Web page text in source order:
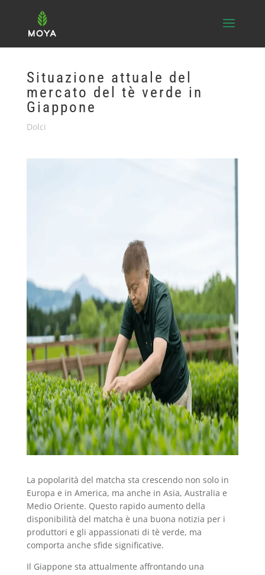
Situazione attuale del
mercato del tè verde in
Giappone
Dolci
La popolarità del matcha sta crescendo non solo in
Europa e in America, ma anche in Asia, Australia e
Medio Oriente. Questo rapido aumento della
disponibilità del matcha è una buona notizia per i
produttori e gli appassionati di tè verde, ma
comporta anche sfide significative.
Il Giappone sta attualmente affrontando una